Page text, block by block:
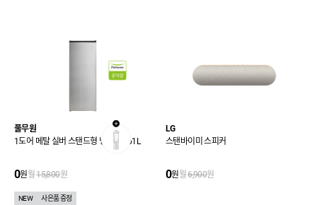
풀무원
1도어 메탈 실버 스탠드형 냉동고 161L
0원월15,800원
NEW 사은품 증정
LG
스탠바이미 스피커
0원월6,900원